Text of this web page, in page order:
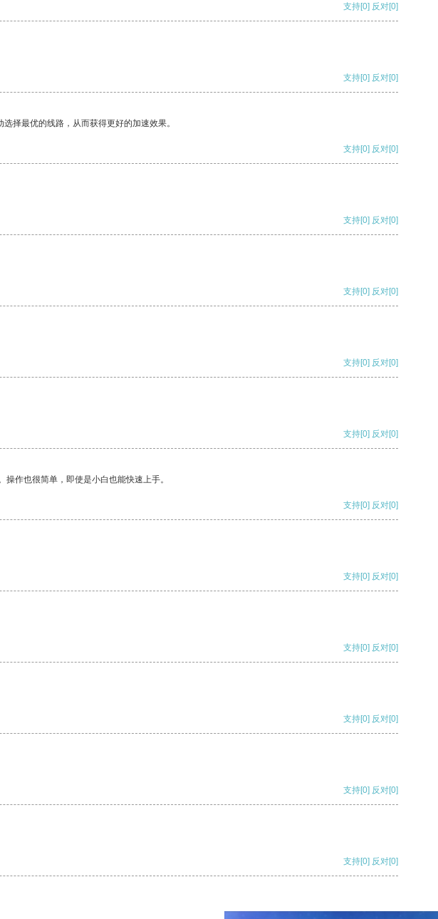
支持[0] 反对[0]
支持[0] 反对[0]
择最优的线路，从而获得更好的加速效果。
支持[0] 反对[0]
支持[0] 反对[0]
支持[0] 反对[0]
支持[0] 反对[0]
支持[0] 反对[0]
作也很简单，即使是小白也能快速上手。
支持[0] 反对[0]
支持[0] 反对[0]
支持[0] 反对[0]
支持[0] 反对[0]
支持[0] 反对[0]
支持[0] 反对[0]